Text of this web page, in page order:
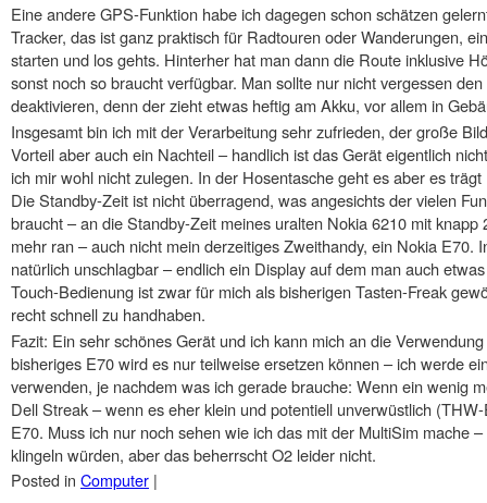
Eine andere GPS-Funktion habe ich dagegen schon schätzen
Tracker, das ist ganz praktisch für Radtouren oder Wanderungen,
starten und los gehts. Hinterher hat man dann die Route inklusive
sonst noch so braucht verfügbar. Man sollte nur nicht vergessen
deaktivieren, denn der zieht etwas heftig am Akku, vor allem in
Insgesamt bin ich mit der Verarbeitung sehr zufrieden, der große
Vorteil aber auch ein Nachteil – handlich ist das Gerät eigentlich
ich mir wohl nicht zulegen. In der Hosentasche geht es aber es
Die Standby-Zeit ist nicht überragend, was angesichts der vielen
braucht – an die Standby-Zeit meines uralten Nokia 6210 mit
mehr ran – auch nicht mein derzeitiges Zweithandy, ein Nokia E70.
natürlich unschlagbar – endlich ein Display auf dem man auch
Touch-Bedienung ist zwar für mich als bisherigen Tasten-Freak
recht schnell zu handhaben.
Fazit: Ein sehr schönes Gerät und ich kann mich an die
bisheriges E70 wird es nur teilweise ersetzen können – ich werde
verwenden, je nachdem was ich gerade brauche: Wenn ein wenig
Dell Streak – wenn es eher klein und potentiell unverwüstlich
E70. Muss ich nur noch sehen wie ich das mit der MultiSim mache
klingeln würden, aber das beherrscht O2 leider nicht.
Posted in Computer |